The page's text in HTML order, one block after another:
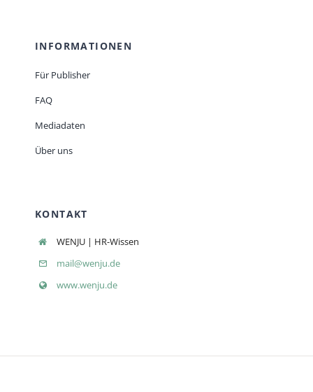
INFORMATIONEN
Für Publisher
FAQ
Mediadaten
Über uns
KONTAKT
WENJU | HR-Wissen
mail@wenju.de
www.wenju.de